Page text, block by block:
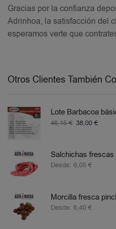
Gracias por la confianza
Adrinhoa, la satisfacción del
esperamos verte que
Otros Clientes También
Lote Barbacoa
46,15€ 38,00 €
Salchichas frescas
Desde: 6,05 €
Morcilla fresca
Desde: 6,40 €